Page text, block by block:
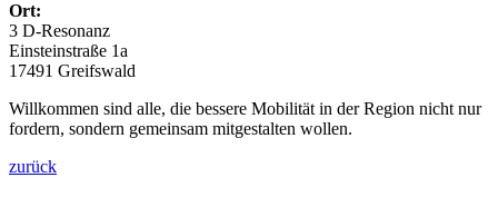
Ort:
3 D-Resonanz
Einsteinstraße 1a
17491 Greifswald
Willkommen sind alle, die bessere Mobilität in der Region nicht nur
fordern, sondern gemeinsam mitgestalten wollen.
zurück